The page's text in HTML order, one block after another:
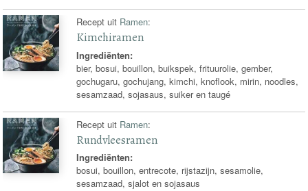
Recept uit Ramen:
Kimchiramen
Ingrediënten:
bier, bosui, bouillon, buikspek, frituurolie, gember,
gochugaru, gochujang, kimchi, knoflook, mirin, noodles,
sesamzaad, sojasaus, suiker en taugé
Recept uit Ramen:
Rundvleesramen
Ingrediënten:
bosui, bouillon, entrecote, rijstazijn, sesamolie,
sesamzaad, sjalot en sojasaus